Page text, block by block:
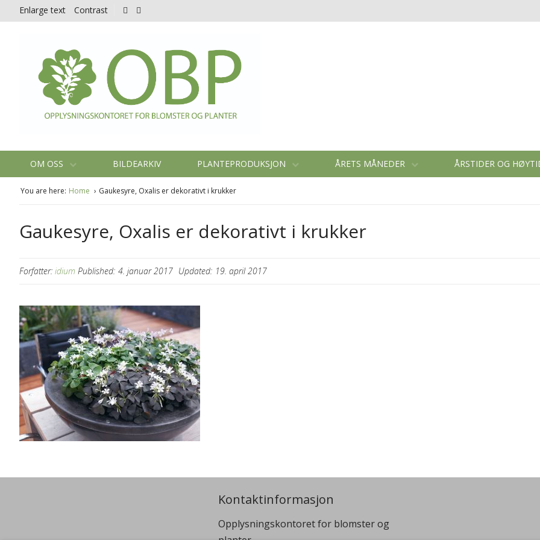
Enlarge text Contrast
OM OSS BILDEARKIV PLANTEPRODUKSJON ÅRETS MÅNEDER ÅRSTIDER OG
You are here: Home Gaukesyre, Oxalis er dekorativt i krukker
Gaukesyre, Oxalis er dekorativt i krukker
Forfatter: idium Published: 4. januar 2017 Updated: 19. april 2017
Kontaktinformasjon
Opplysningskontoret for blomster og